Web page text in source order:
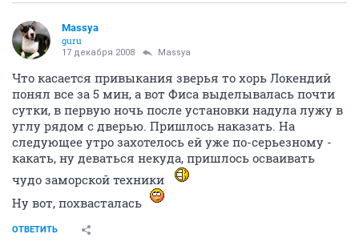
Massya
guru
17 декабря 2008 Massya
Что касается привыкания зверья то хорь Локендий
понял все за 5 мин, а вот Фиса выделывалась почти
сутки, в первую ночь после установки надула лужу в
углу рядом с дверью. Пришлось наказать. На
следующее утро захотелось ей уже по-серьезному -
какать, ну деваться некуда, пришлось осваивать
чудо заморской техники
Ну вот, похвасталась
ОТВЕТИТЬ